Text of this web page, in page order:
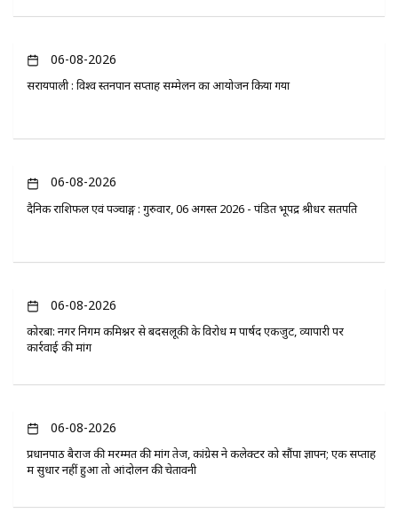
06-08-2026
सरायपाली : विश्व स्तनपान सप्ताह सम्मेलन का आयोजन किया गया
06-08-2026
दैनिक राशिफल एवं पञ्चाङ्ग : गुरुवार, 06 अगस्त 2026 - पंडित भूपेंद्र श्रीधर सतपति
06-08-2026
कोरबा: नगर निगम कमिश्नर से बदसलूकी के विरोध में पार्षद एकजुट, व्यापारी पर
कार्रवाई की मांग
06-08-2026
प्रधानपाठ बैराज की मरम्मत की मांग तेज, कांग्रेस ने कलेक्टर को सौंपा ज्ञापन; एक सप्ताह
में सुधार नहीं हुआ तो आंदोलन की चेतावनी